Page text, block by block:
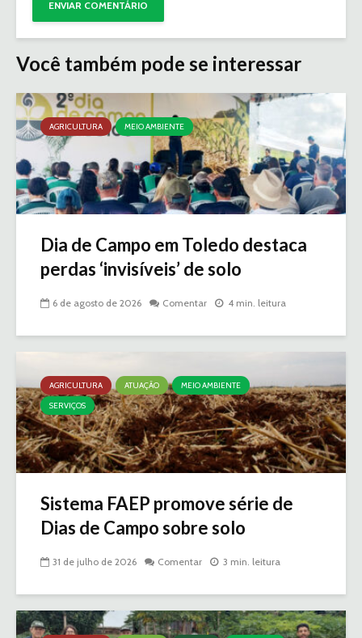
Você também pode se interessar
AGRICULTURA MEIO AMBIENTE
Dia de Campo em Toledo destaca
perdas ‘invisíveis’ de solo
6 de agosto de 2026 Comentar 4 min. leitura
AGRICULTURA ATUAÇÃO
MEIO AMBIENTE
SERVIÇOS
Sistema FAEP promove série de
Dias de Campo sobre solo
31 de julho de 2026 Comentar 3 min. leitura